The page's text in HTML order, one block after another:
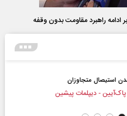
ادامه راهبرد مقاومت بدون وقفه
متجاوزان
- دیپلمات پیشین